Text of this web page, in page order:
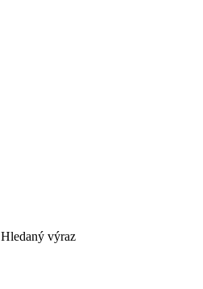
Hledaný výraz